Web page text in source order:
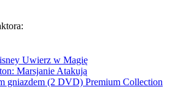
Uwierz w Magię
Marsjanie Atakują
gniazdem (2 DVD) Premium Collection